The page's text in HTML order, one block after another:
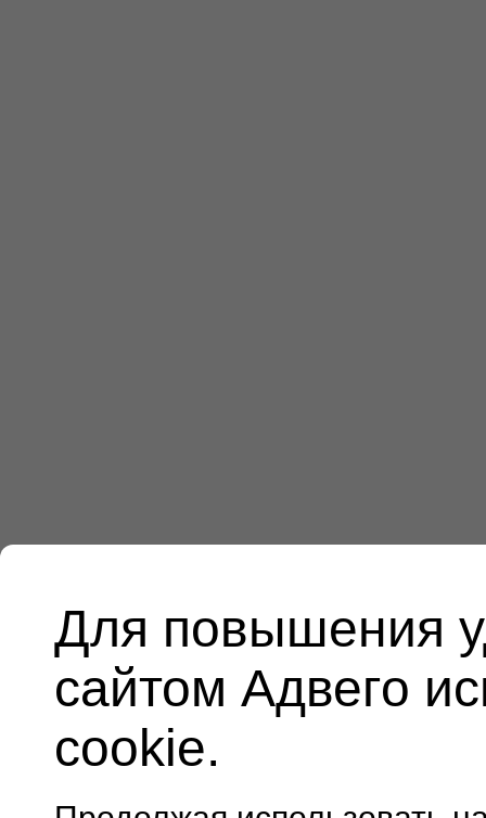
Для повышения
сайтом Адвего
cookie.